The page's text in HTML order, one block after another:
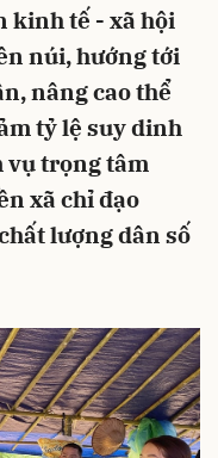
kinh tế - xã hội
núi, hướng tới
nâng cao thể
tỷ lệ suy dinh
vụ trọng tâm
xã chỉ đạo
lượng dân số